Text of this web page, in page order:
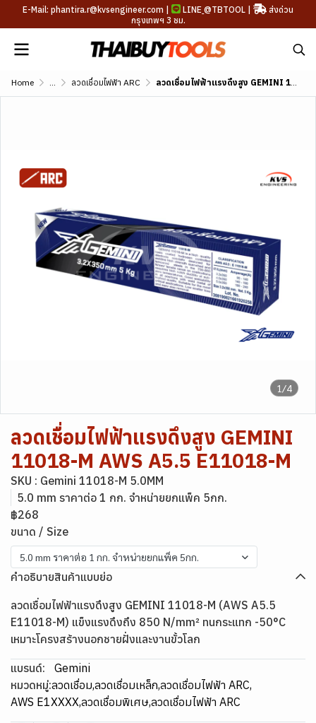
E-Mail: phantira.r@kvsengineer.com | LINE @TBTOOL |
ส่งด่วน
กรุงเทพฯ 3 ชม.
Home ... ลวดเชื่อมไฟฟ้า ARC ลวดเชื่อมไฟฟ้าแรงดึงสูง GEMINI 11018-M AWS A5.5 E11018-M
1/4
ลวดเชื่อมไฟฟ้าแรงดึงสูง GEMINI
11018-M AWS A5.5 E11018-M
SKU : Gemini 11018-M 5.0MM
5.0 mm ราคาต่อ 1 กก. จำหน่ายยกแพ็ค 5กก.
฿268
ขนาด / Size
5.0 mm ราคาต่อ 1 กก. จำหน่ายยกแพ็ค 5กก.
คำอธิบายสินค้าแบบย่อ
ลวดเชื่อมไฟฟ้าแรงดึงสูง GEMINI 11018-M (AWS A5.5
E11018-M) แข็งแรงดึงถึง 850 N/mm² ทนกระแทก -50°C
เหมาะโครงสร้างนอกชายฝั่งและงานขั้วโลก
แบรนด์:
Gemini
หมวดหมู่:ลวดเชื่อม,ลวดเชื่อมเหล็ก,ลวดเชื่อมไฟฟ้า ARC,
AWS E1XXXX,ลวดเชื่อมพิเศษ,ลวดเชื่อมไฟฟ้า ARC